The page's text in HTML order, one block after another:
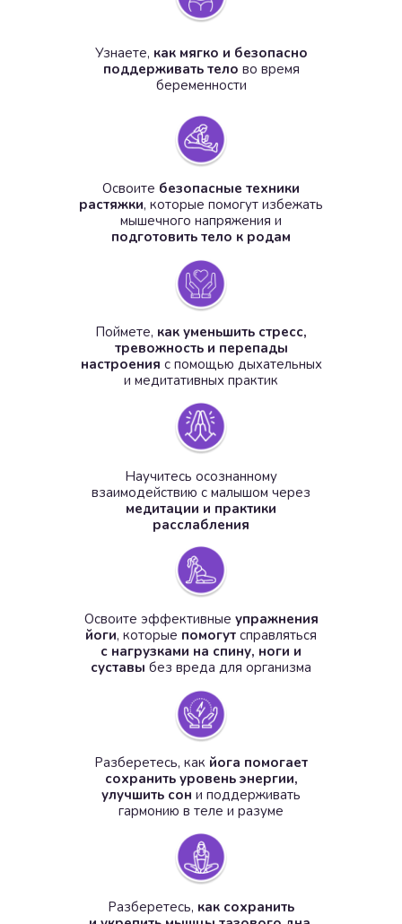
Узнаете, как мягко и безопасно
поддерживать тело во время
беременности
Освоите безопасные техники
растяжки, которые помогут избежать
мышечного напряжения и
подготовить тело к родам
Поймете, как уменьшить стресс,
тревожность и перепады
настроения с помощью дыхательных
и медитативных практик
Научитесь осознанному
взаимодействию с малышом через
медитации и практики
расслабления
Освоите эффективные упражнения
йоги, которые помогут справляться
с нагрузками на спину, ноги и
суставы без вреда для организма
Разберетесь, как йога помогает
сохранить уровень энергии,
улучшить сон и поддерживать
гармонию в теле и разуме
Разберетесь, как сохранить